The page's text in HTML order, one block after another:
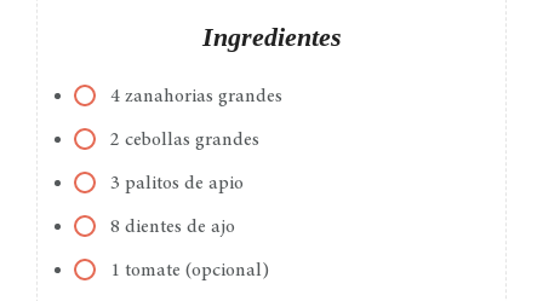
Ingredientes
4 zanahorias grandes
2 cebollas grandes
3 palitos de apio
8 dientes de ajo
1 tomate (opcional)